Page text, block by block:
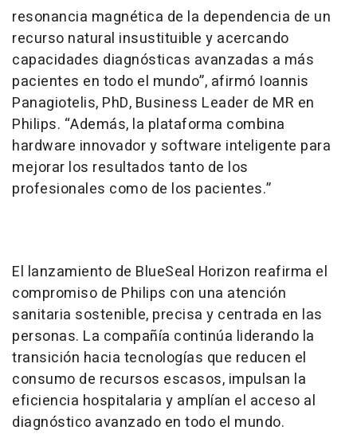
resonancia magnética de la dependencia de un
recurso natural insustituible y acercando
capacidades diagnósticas avanzadas a más
pacientes en todo el mundo”, afirmó Ioannis
Panagiotelis, PhD, Business Leader de MR en
Philips. “Además, la plataforma combina
hardware innovador y software inteligente para
mejorar los resultados tanto de los
profesionales como de los pacientes.”
El lanzamiento de BlueSeal Horizon reafirma el
compromiso de Philips con una atención
sanitaria sostenible, precisa y centrada en las
personas. La compañía continúa liderando la
transición hacia tecnologías que reducen el
consumo de recursos escasos, impulsan la
eficiencia hospitalaria y amplían el acceso al
diagnóstico avanzado en todo el mundo.